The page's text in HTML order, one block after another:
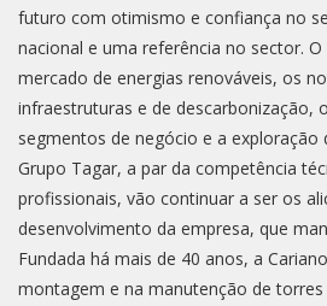
futuro com otimismo e confiança no
nacional e uma referência no sector.
mercado de energias renováveis, os
infraestruturas e de descarbonização,
segmentos de negócio e a exploração
Grupo Tagar, a par da competência
profissionais, vão continuar a ser os
desenvolvimento da empresa, que
Fundada há mais de 40 anos, a
montagem e na manutenção de